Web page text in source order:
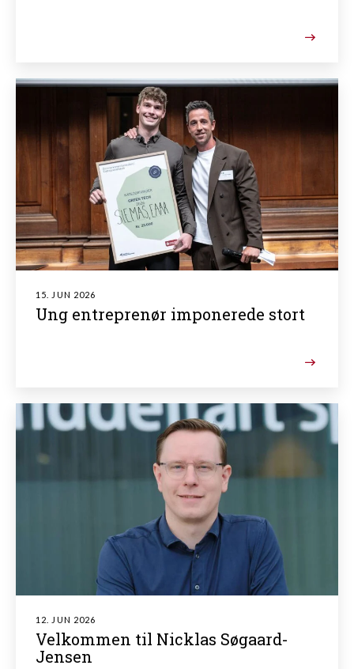
15. JUN 2026
Ung entreprenør imponerede stort
12. JUN 2026
Velkommen til Nicklas Søgaard-
Jensen